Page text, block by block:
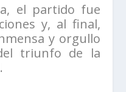
el partido fue
y, al final,
y orgullo
triunfo de la